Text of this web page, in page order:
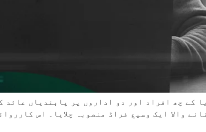
کے چھ افراد اور دو اداروں پر پابندیاں